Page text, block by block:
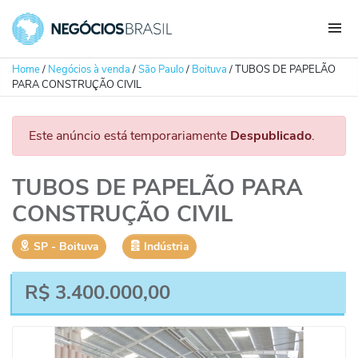
Home/ Negócios à venda/São Paulo/ Boituva/TUBOS DE PAPELÃO
PARA CONSTRUÇÃO CIVIL
Este anúncio está temporariamente Despublicado.
TUBOS DE PAPELÃO PARA
CONSTRUÇÃO CIVIL
SP ‐ Boituva Indústria
R$ 3.400.000,00